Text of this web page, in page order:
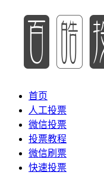
首页
人工投票
微信投票
投票教程
微信刷票
快速投票